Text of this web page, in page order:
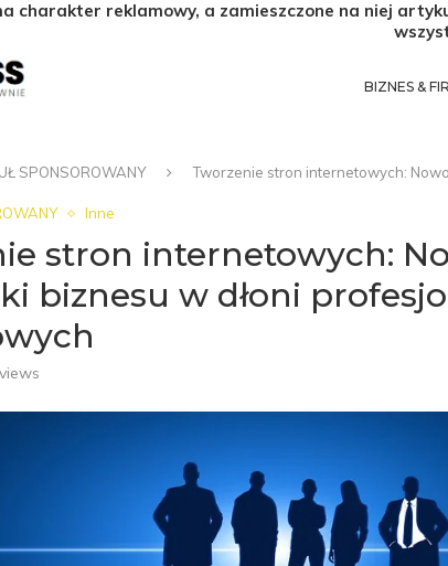
charakter reklamowy, a zamieszczone na niej
BIZNES &
SPONSOROWANY Tworzenie stron internetowych:
Inne
stron internetowych:
biznesu w dłoni
views